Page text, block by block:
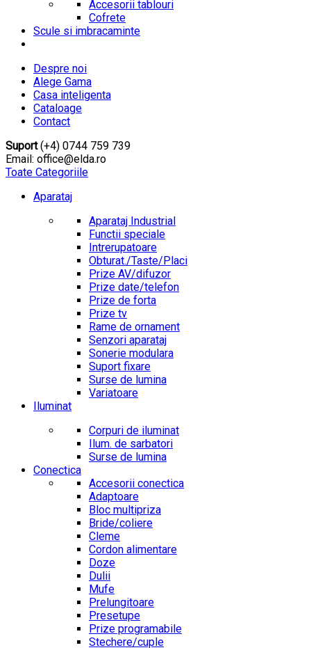
Accesorii tablouri
Cofrete
Scule si imbracaminte
Despre noi
Alege Gama
Casa inteligenta
Cataloage
Contact
Suport(+4) 0744 759 739
Email: office@elda.ro
Toate Categoriile
Aparataj
Aparataj Industrial
Functii speciale
Intrerupatoare
Obturat./Taste/Placi
Prize AV/difuzor
Prize date/telefon
Prize de forta
Prize tv
Rame de ornament
Senzori aparataj
Sonerie modulara
Suport fixare
Surse de lumina
Variatoare
Iluminat
Corpuri de iluminat
Ilum. de sarbatori
Surse de lumina
Conectica
Accesorii conectica
Adaptoare
Bloc multipriza
Bride/coliere
Cleme
Cordon alimentare
Doze
Dulii
Mufe
Prelungitoare
Presetupe
Prize programabile
Stechere/cuple